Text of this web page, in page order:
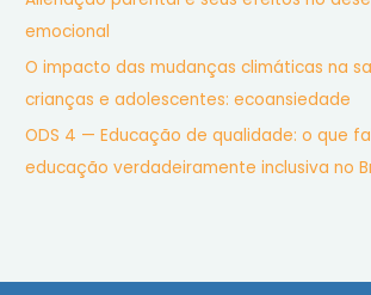
emocional
O impacto das mudanças climáticas na
crianças e adolescentes: ecoansiedade
ODS 4 — Educação de qualidade: o que
educação verdadeiramente inclusiva no